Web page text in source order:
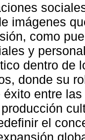
imágenes
como
y
dentro de
donde su
éxito entre
el